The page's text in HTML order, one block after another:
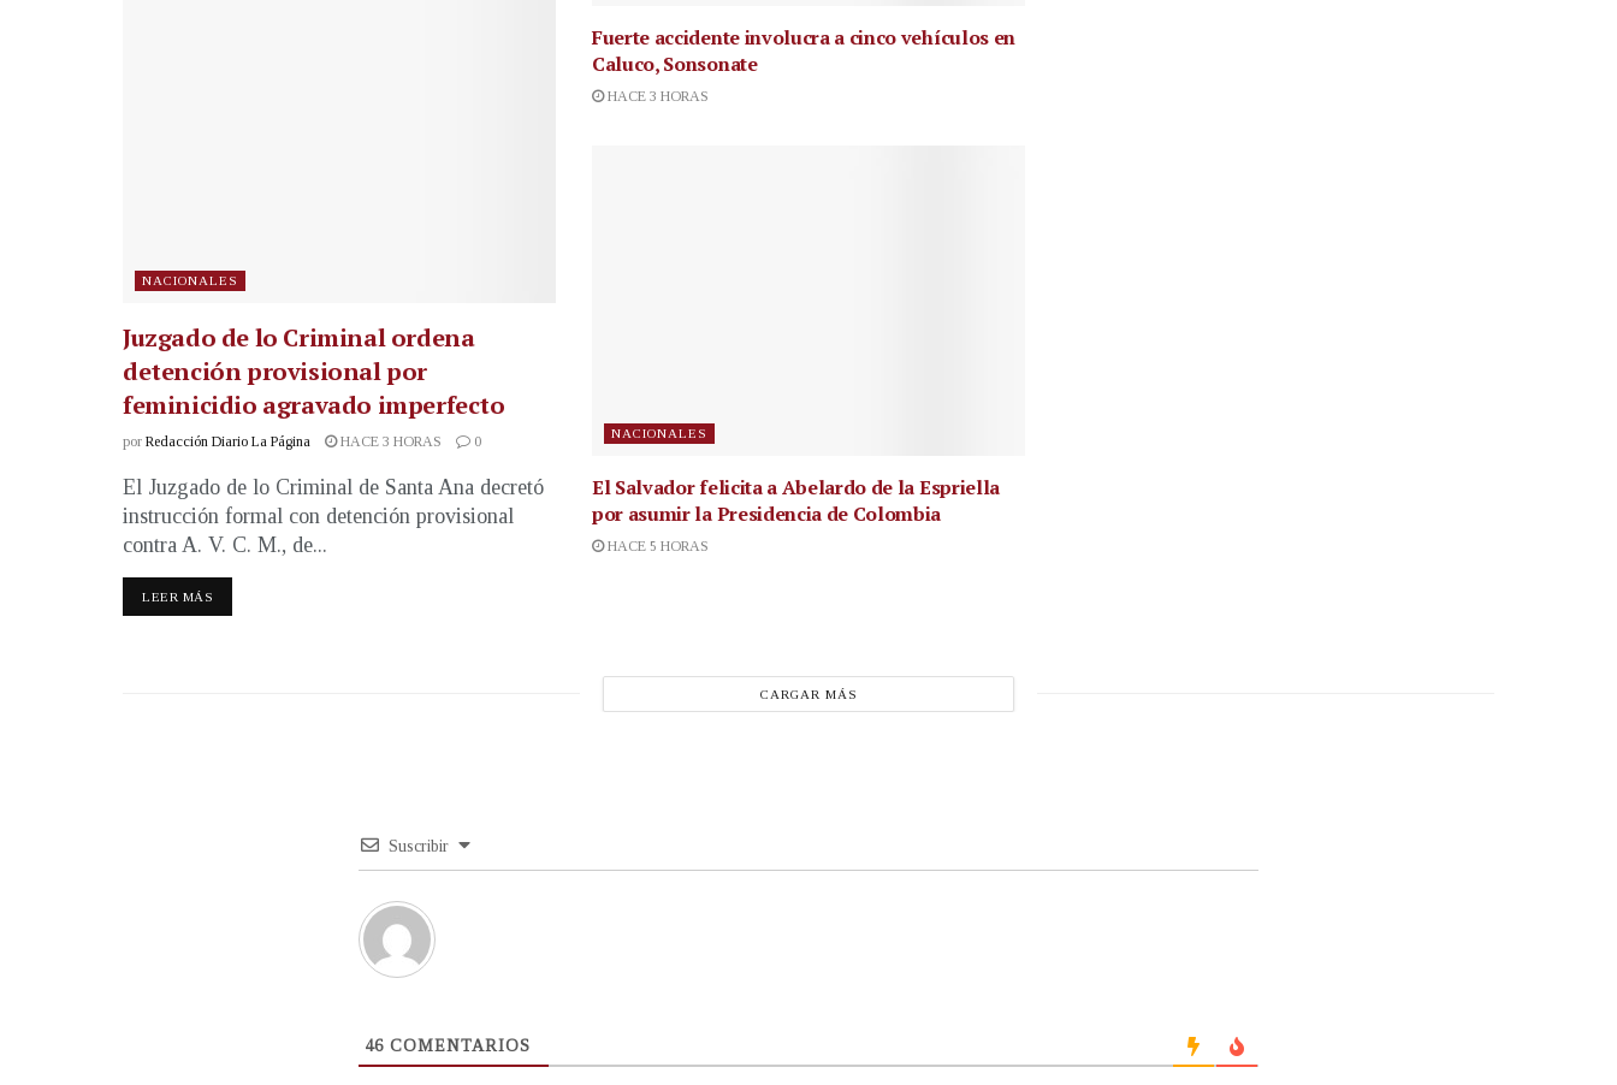
NACIONALES
Juzgado de lo Criminal ordena
detención provisional por
feminicidio agravado imperfecto
por Redacción Diario La Página HACE 3 HORAS 0
El Juzgado de lo Criminal de Santa Ana decretó
instrucción formal con detención provisional
contra A. V. C. M., de...
LEER MÁS
Fuerte accidente involucra a cinco vehículos en
Caluco, Sonsonate
HACE 3 HORAS
NACIONALES
El Salvador felicita a Abelardo de la Espriella
por asumir la Presidencia de Colombia
HACE 5 HORAS
CARGAR MÁS
Suscribir
46 COMENTARIOS